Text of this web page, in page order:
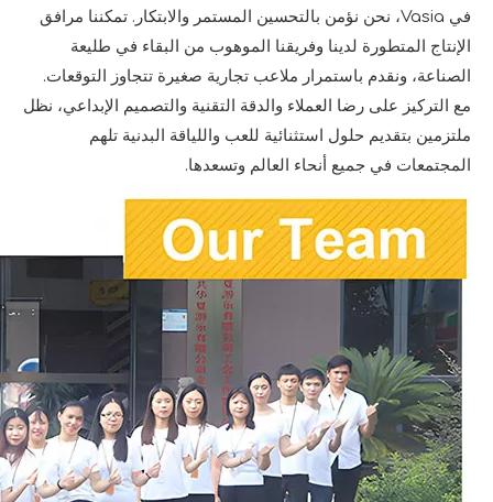
في Vasia، نحن نؤمن بالتحسين المستمر والابتكار. تمكننا مرافق
الإنتاج المتطورة لدينا وفريقنا الموهوب من البقاء في طليعة
الصناعة، ونقدم باستمرار ملاعب تجارية صغيرة تتجاوز التوقعات.
مع التركيز على رضا العملاء والدقة التقنية والتصميم الإبداعي، نظل
ملتزمين بتقديم حلول استثنائية للعب واللياقة البدنية تلهم
المجتمعات في جميع أنحاء العالم وتسعدها.